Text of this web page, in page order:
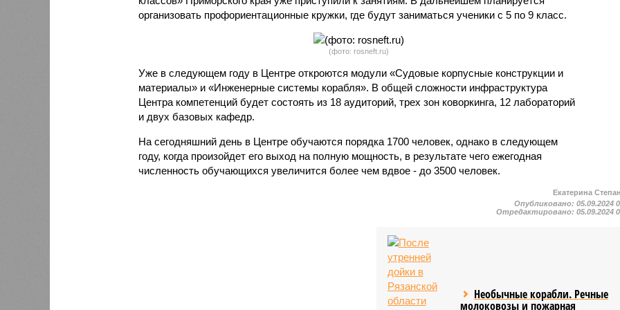
организовать профориентационные кружки, где будут заниматься ученики с 5 по 9 класс.
(фото: rosneft.ru)
Уже в следующем году в Центре откроются модули «Судовые корпусные конструкции и
материалы» и «Инженерные системы корабля». В общей сложности инфраструктура
Центра компетенций будет состоять из 18 аудиторий, трех зон коворкинга, 12 лабораторий
и двух базовых кафедр.
На сегодняшний день в Центре обучаются порядка 1700 человек, однако в следующем
году, когда произойдет его выход на полную мощность, в результате чего ежегодная
численность обучающихся увеличится более чем вдвое - до 3500 человек.
Екатерина
Опубликовано:05.09.2024
Отредактировано:05.09.2024
Необычные корабли. Речные
молоковозы и пожарная